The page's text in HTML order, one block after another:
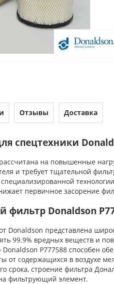
Отзывы Доставка
спецтехники
на повышенные
и требует тщательной
первичное засорение
Donaldson
Donaldson представлена
99.9% вредных веществ и
P777588 способен
содержащихся в воздухе
срока, строение фильтра
фильтрующий элемент.